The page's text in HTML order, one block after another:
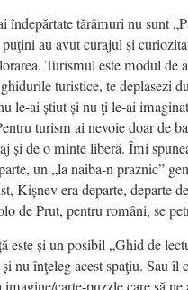
tărâmuri nu sunt
au avut curajul și
Turismul este modul de
turistice, te deplasezi
le-ai știut și nu ţi le-ai
turism ai nevoie doar de
și de o minte liberă. Îmi
un „la naiba-n praznic”
Kișnev era departe, departe
de Prut, pentru români, se
este și un posibil „Ghid de
nu înţeleg acest spaţiu. Sau